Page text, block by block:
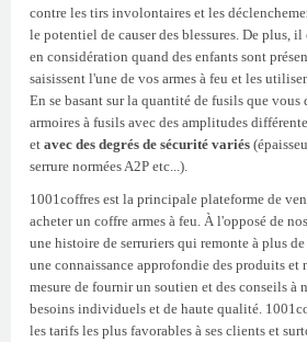
contre les tirs involontaires et les
le potentiel de causer des blessures. De plus,
en considération quand des enfants sont
saisissent l'une de vos armes à feu et les
En se basant sur la quantité de fusils que vous
armoires à fusils avec des amplitudes
et avec des degrés de sécurité variés
serrure normées A2P etc...).
1001coffres est la principale plateforme de
acheter un coffre armes à feu. À l'opposé de
une histoire de serruriers qui remonte à plus
une connaissance approfondie des produits et
mesure de fournir un soutien et des conseils à
besoins individuels et de haute qualité.
les tarifs les plus favorables à ses clients et